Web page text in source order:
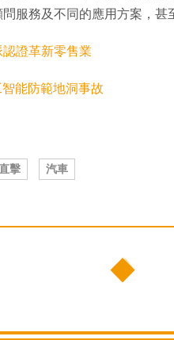
服務及不同的應用方案，甚
證革新零售業
能防範地洞事故
擊 汽車